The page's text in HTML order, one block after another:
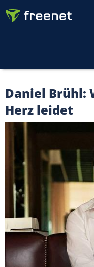
Daniel Brühl:
Herz leidet